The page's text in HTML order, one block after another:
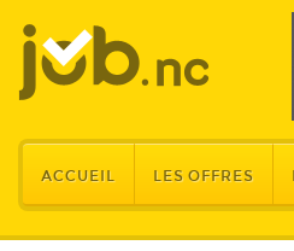
ACCUEIL LES OFFRES